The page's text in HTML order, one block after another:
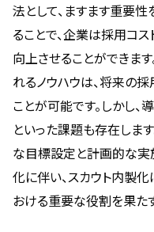
法として、ますます重要
ることで、企業は採用コ
向上させることができま
れるノウハウは、将来の
ことが可能です。しかし
といった課題も存在しま
な目標設定と計画的な実
化に伴い、スカウト内製
おける重要な役割を果たす